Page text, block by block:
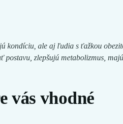
kondíciu, ale aj ľudia s ťažkou
zlepšujú metabolizmus,
vás vhodné